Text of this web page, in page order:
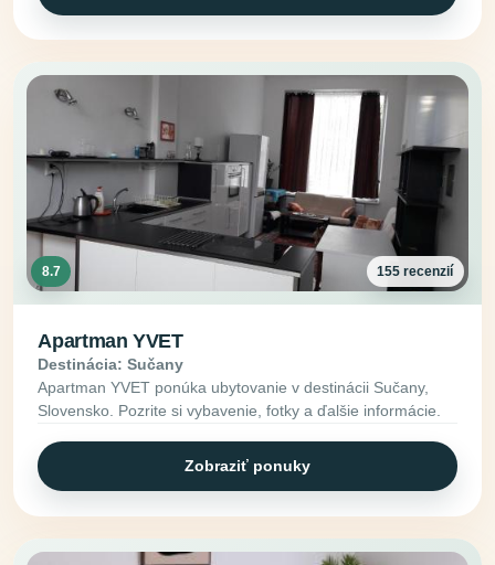
8.7 155 recenzií
Apartman YVET
Destinácia: Sučany
Apartman YVET ponúka ubytovanie v destinácii Sučany,
Slovensko. Pozrite si vybavenie, fotky a ďalšie informácie.
Zobraziť ponuky